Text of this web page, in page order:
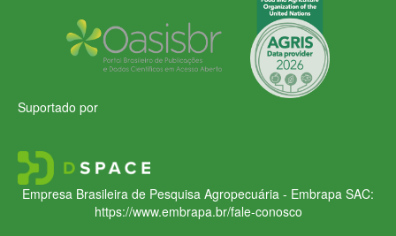
Suportado por
Empresa Brasileira de Pesquisa Agropecuária - Embrapa SAC:
https://www.embrapa.br/fale-conosco